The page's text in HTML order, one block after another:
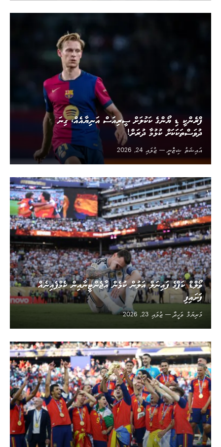
ފްރެންކީ ޑި ޔޯންގެ ކަކުލަށް ސީރިއަސް އަނިޔާއެއް، ގިނަ
ދުވަސްތަކަކަށް ކުޅުމާ ދުރަށް!
އައިޝަތު ޝިޒްނީ
ޖުލައި 24, 2026
ވޯލްޑް ކަޕްގެ ފައިނަލް އަލުން ކުޅެން އާޖެންޓީނާއިން ކެމްޕެއިނެއް
ފަށައިފި
މަރިޔަމް ވަހީދާ
ޖުލައި 23, 2026